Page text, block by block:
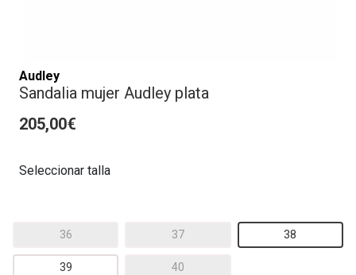
Audley
Sandalia mujer Audley plata
205,00€
Seleccionar talla
36 37 38
39 40